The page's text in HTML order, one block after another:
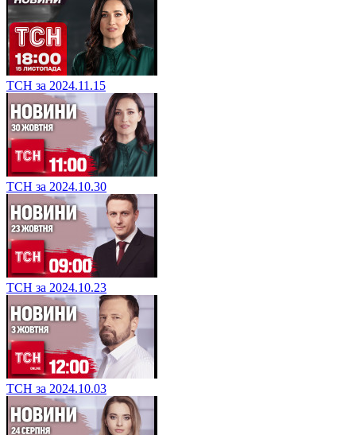
ТСН за 2024.11.15
ТСН за 2024.10.30
ТСН за 2024.10.23
ТСН за 2024.10.03